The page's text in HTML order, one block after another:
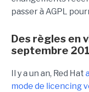
passer à AGPL
Des règles en
septembre
Il y a un an, Red Hat
mode de licencing